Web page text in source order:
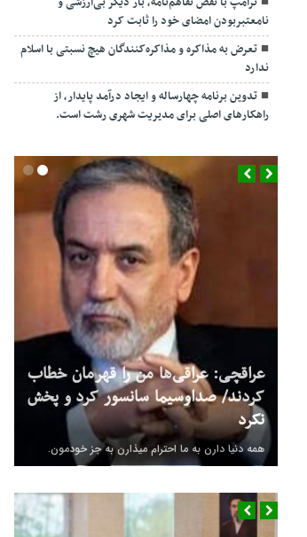
نامعتبربودن امضای خود را ثابت کرد
تعرض به مذاکره و مذاکره‌کنندگان هیچ نسبتی با اسلام
ندارد
تدوین برنامه چهارساله و ایجاد درآمد پایدار، از
راهکارهای اصلی برای مدیریت شهری رشت است.
عراقچی: عراقی‌ها من را قهرمان خطاب
کردند/ صداوسیما سانسور کرد و پخش
نکرد
همه دنیا دارن به ما احترام میذارن به جز خودمون.